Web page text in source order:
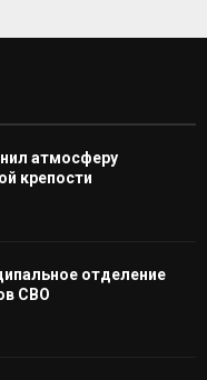
С
А
атмосферу
крепости
отделение
СВО